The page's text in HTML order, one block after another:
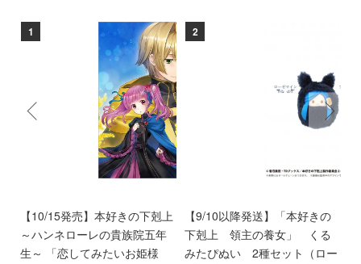
1
【10/15発売】本好きの下剋上
～ハンネローレの貴族院五年
生～ 「恋してみたいお姫様
2
【9/10以降発送】「本好きの
下剋上 領主の養女」 くる
みたぴぬい 2種セット（ロー